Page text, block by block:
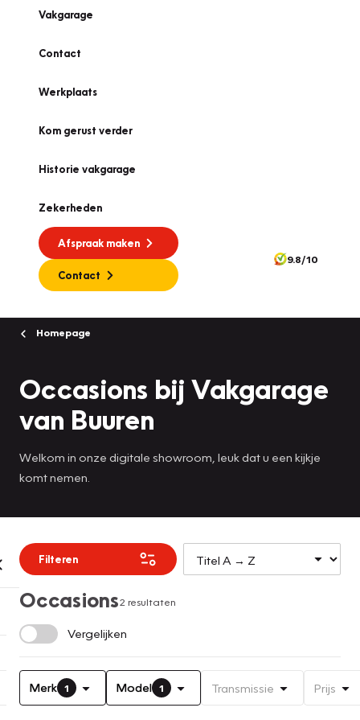
Vakgarage
Contact
Werkplaats
Kom gerust verder
Historie vakgarage
Zekerheden
Afspraak maken
Contact
9.8/10
Homepage
Occasions bij Vakgarage
van Buuren
Welkom in onze digitale showroom, leuk dat u een kijkje
komt nemen.
Filteren
Occasions2 resultaten
Vergelijken
Merk 1 Model 1 Transmissie Prijs